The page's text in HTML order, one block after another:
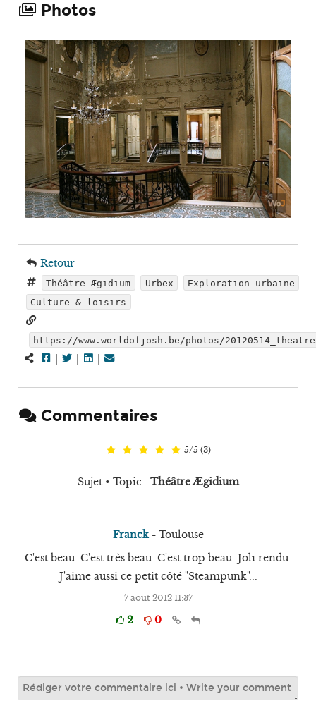
Photos
Retour
Théâtre Ægidium Urbex
Exploration urbaine
Culture & loisirs
https://www.worldofjosh.be/photos/
| | |
Commentaires
5/5 (3)
Sujet • Topic : Théâtre Ægidium
Franck - Toulouse
C'est beau. C'est très beau. C'est trop beau. Joli rendu.
J'aime aussi ce petit côté "Steampunk"...
7 août 2012 11:37
2 0